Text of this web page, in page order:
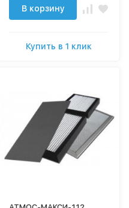
В корзину
Купить в 1 клик